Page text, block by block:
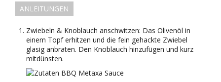
ANLEITUNGEN
Zwiebeln & Knoblauch anschwitzen: Das Olivenöl in
einem Topf erhitzen und die fein gehackte Zwiebel
glasig anbraten. Den Knoblauch hinzufügen und kurz
mitdünsten.